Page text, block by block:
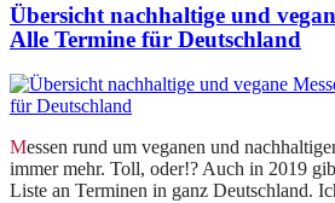
Übersicht nachhaltige und
Alle Termine für Deutschland
Messen rund um veganen und nachhaltigen Lebensstil werden es
immer mehr. Toll, oder!? Auch in 2019
Liste an Terminen in ganz Deutschland.